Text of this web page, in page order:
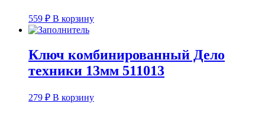
559 ₽ В корзину
Ключ комбинированный Дело
техники 13мм 511013
279 ₽ В корзину